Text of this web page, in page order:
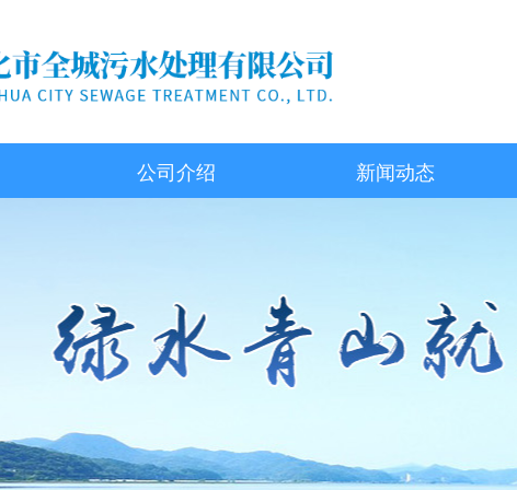
公司介绍 新闻动态